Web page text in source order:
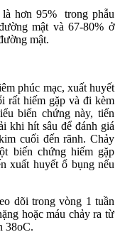
hơn 95% trong phẫu
mật và 67-80% ở
mật.
phúc mạc, xuất huyết
rất hiếm gặp và đi kèm
biến chứng này, tiến
khi hít sâu để đánh giá
cuối đến rãnh. Chảy
biến chứng hiếm gặp
xuất huyết ổ bụng nếu
dõi trong vòng 1 tuần
hoặc máu chảy ra từ
38oC.